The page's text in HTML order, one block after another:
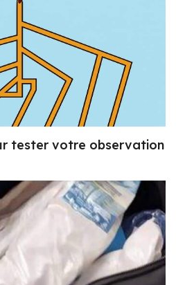
tester votre observation